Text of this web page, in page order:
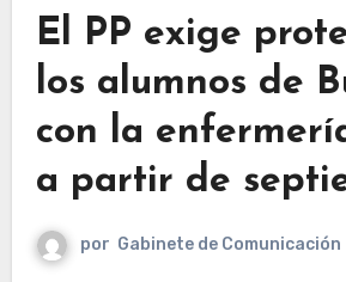
El PP exige
los alumnos de
con la
a partir de
por Gabinete de Comunicación